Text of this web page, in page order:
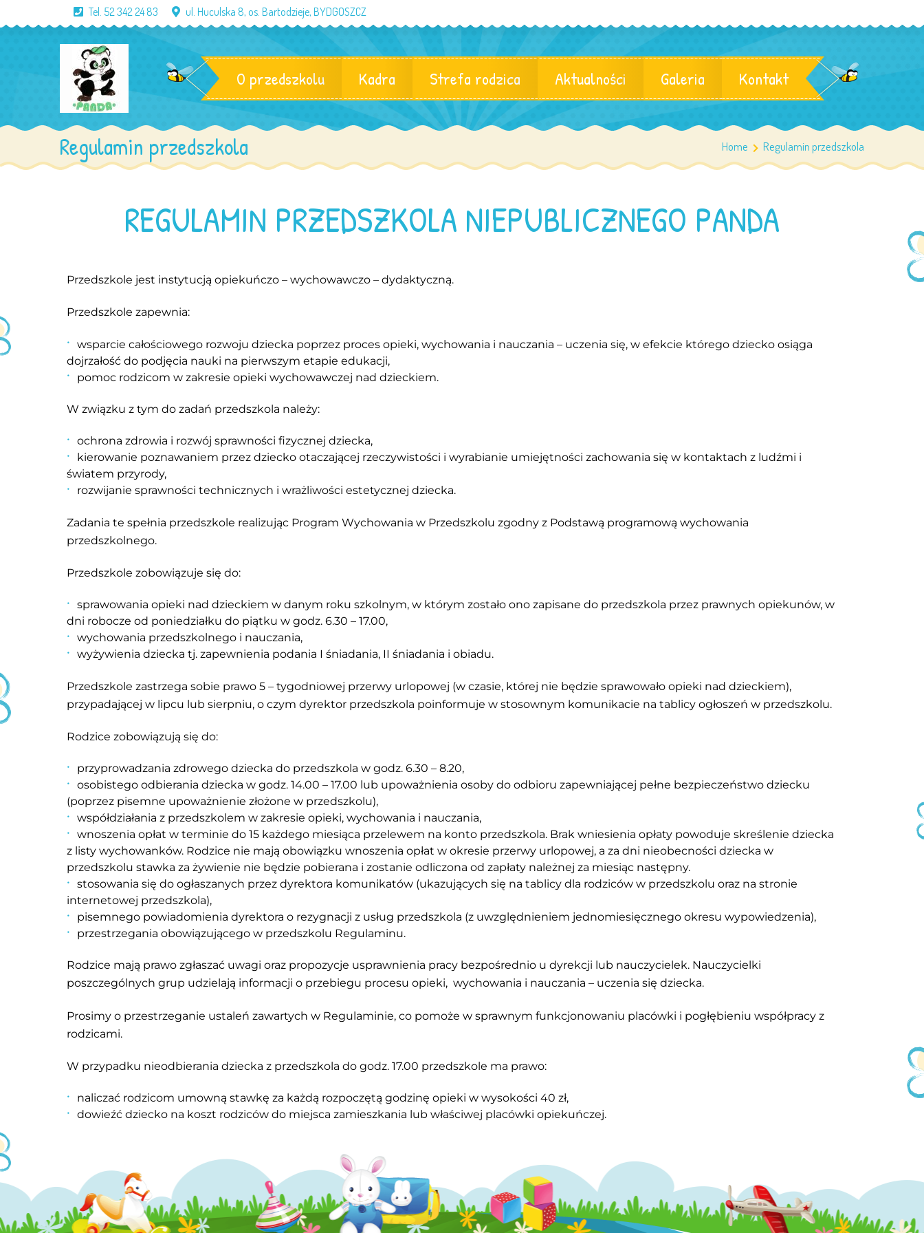
Tel. 52 342 24 83 ul. Huculska 8, os. Bartodzieje, BYDGOSZCZ
O przedszkolu Kadra Strefa rodzica Aktualności Galeria Kontakt
Regulamin przedszkola Home Regulamin przedszkola
REGULAMIN PRZEDSZKOLA NIEPUBLICZNEGO PANDA
Przedszkole jest instytucją opiekuńczo – wychowawczo – dydaktyczną.
Przedszkole zapewnia:
wsparcie całościowego rozwoju dziecka poprzez proces opieki, wychowania i nauczania – uczenia się, w efekcie którego dziecko osiąga
dojrzałość do podjęcia nauki na pierwszym etapie edukacji,
pomoc rodzicom w zakresie opieki wychowawczej nad dzieckiem.
W związku z tym do zadań przedszkola należy:
ochrona zdrowia i rozwój sprawności fizycznej dziecka,
kierowanie poznawaniem przez dziecko otaczającej rzeczywistości i wyrabianie umiejętności zachowania się w kontaktach z ludźmi i
światem przyrody,
rozwijanie sprawności technicznych i wrażliwości estetycznej dziecka.
Zadania te spełnia przedszkole realizując Program Wychowania w Przedszkolu zgodny z Podstawą programową wychowania
przedszkolnego.
Przedszkole zobowiązuje się do:
sprawowania opieki nad dzieckiem w danym roku szkolnym, w którym zostało ono zapisane do przedszkola przez prawnych opiekunów, w
dni robocze od poniedziałku do piątku w godz. 6.30 – 17.00,
wychowania przedszkolnego i nauczania,
wyżywienia dziecka tj. zapewnienia podania I śniadania, II śniadania i obiadu.
Przedszkole zastrzega sobie prawo 5 – tygodniowej przerwy urlopowej (w czasie, której nie będzie sprawowało opieki nad dzieckiem),
przypadającej w lipcu lub sierpniu, o czym dyrektor przedszkola poinformuje w stosownym komunikacie na tablicy ogłoszeń w przedszkolu.
Rodzice zobowiązują się do:
przyprowadzania zdrowego dziecka do przedszkola w godz. 6.30 – 8.20,
osobistego odbierania dziecka w godz. 14.00 – 17.00 lub upoważnienia osoby do odbioru zapewniającej pełne bezpieczeństwo dziecku
(poprzez pisemne upoważnienie złożone w przedszkolu),
współdziałania z przedszkolem w zakresie opieki, wychowania i nauczania,
wnoszenia opłat w terminie do 15 każdego miesiąca przelewem na konto przedszkola. Brak wniesienia opłaty powoduje skreślenie dziecka
z listy wychowanków. Rodzice nie mają obowiązku wnoszenia opłat w okresie przerwy urlopowej, a za dni nieobecności dziecka w
przedszkolu stawka za żywienie nie będzie pobierana i zostanie odliczona od zapłaty należnej za miesiąc następny.
stosowania się do ogłaszanych przez dyrektora komunikatów (ukazujących się na tablicy dla rodziców w przedszkolu oraz na stronie
internetowej przedszkola),
pisemnego powiadomienia dyrektora o rezygnacji z usług przedszkola (z uwzględnieniem jednomiesięcznego okresu wypowiedzenia),
przestrzegania obowiązującego w przedszkolu Regulaminu.
Rodzice mają prawo zgłaszać uwagi oraz propozycje usprawnienia pracy bezpośrednio u dyrekcji lub nauczycielek. Nauczycielki
poszczególnych grup udzielają informacji o przebiegu procesu opieki, wychowania i nauczania – uczenia się dziecka.
Prosimy o przestrzeganie ustaleń zawartych w Regulaminie, co pomoże w sprawnym funkcjonowaniu placówki i pogłębieniu współpracy z
rodzicami.
W przypadku nieodbierania dziecka z przedszkola do godz. 17.00 przedszkole ma prawo:
naliczać rodzicom umowną stawkę za każdą rozpoczętą godzinę opieki w wysokości 40 zł,
dowieźć dziecko na koszt rodziców do miejsca zamieszkania lub właściwej placówki opiekuńczej.